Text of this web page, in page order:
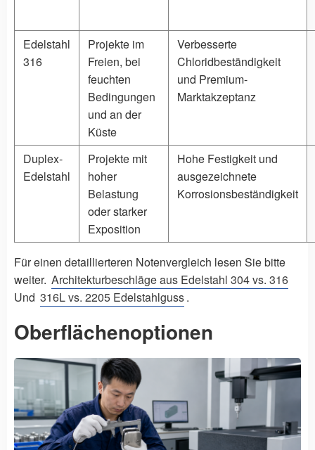
Edelstahl
316
Projekte im
Freien, bei
feuchten
Bedingungen
und an der
Küste
Verbesserte
Chloridbeständigkeit
und Premium-
Marktakzeptanz
Duplex-
Edelstahl
Projekte mit
hoher
Belastung
oder starker
Exposition
Hohe Festigkeit und
ausgezeichnete
Korrosionsbeständigkeit
Für einen detaillierteren Notenvergleich lesen Sie bitte
weiter. Architekturbeschläge aus Edelstahl 304 vs. 316
Und 316L vs. 2205 Edelstahlguss.
Oberflächenoptionen